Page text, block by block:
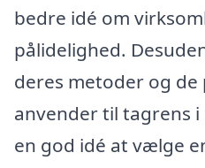
bedre idé om
pålidelighed.
deres metoder og de
anvender til tagrens i
en god idé at vælge